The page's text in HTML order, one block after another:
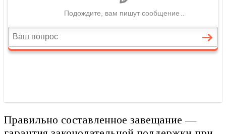
Правильно составленное завещание —